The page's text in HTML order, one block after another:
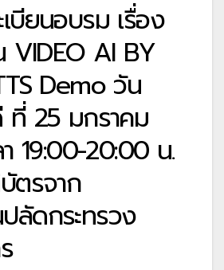
บียนอบรม เรื่อง
VIDEO AI BY
Demo วัน
25 มกราคม
19:00-20:00 น.
ตรจาก
ลัดกระทรวง